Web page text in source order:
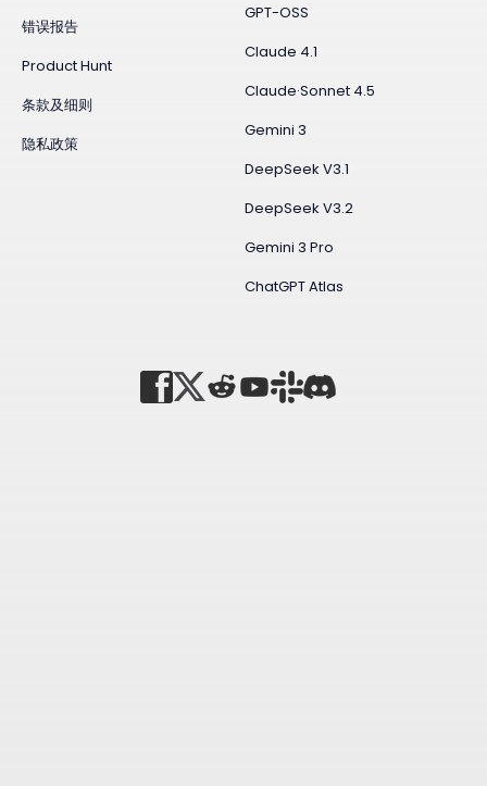
GPT-OSS
Claude 4.1
Claude·Sonnet 4.5
Gemini 3
DeepSeek V3.1
DeepSeek V3.2
Gemini 3 Pro
ChatGPT Atlas
错误报告
Product Hunt
条款及细则
隐私政策